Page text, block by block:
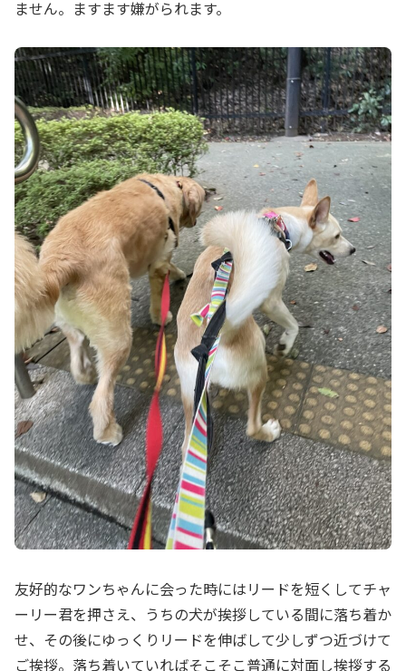
ません。ますます嫌がられます。
友好的なワンちゃんに会った時にはリードを短くしてチャ
ーリー君を押さえ、うちの犬が挨拶している間に落ち着か
せ、その後にゆっくりリードを伸ばして少しずつ近づけて
ご挨拶。落ち着いていればそこそこ普通に対面し挨拶する